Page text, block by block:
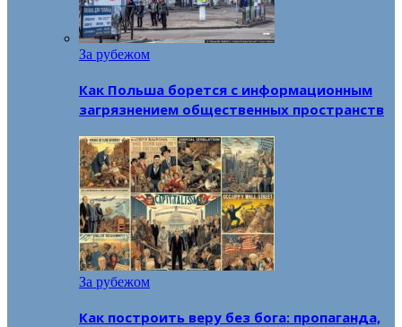
За рубежом
Как Польша борется с информационным
загрязнением общественных пространств
За рубежом
Как построить веру без бога: пропаганда,